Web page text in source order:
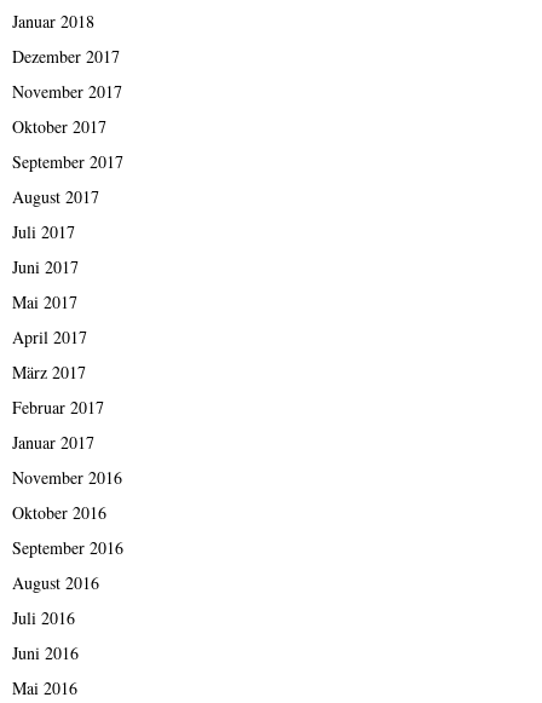
Januar 2018
Dezember 2017
November 2017
Oktober 2017
September 2017
August 2017
Juli 2017
Juni 2017
Mai 2017
April 2017
März 2017
Februar 2017
Januar 2017
November 2016
Oktober 2016
September 2016
August 2016
Juli 2016
Juni 2016
Mai 2016